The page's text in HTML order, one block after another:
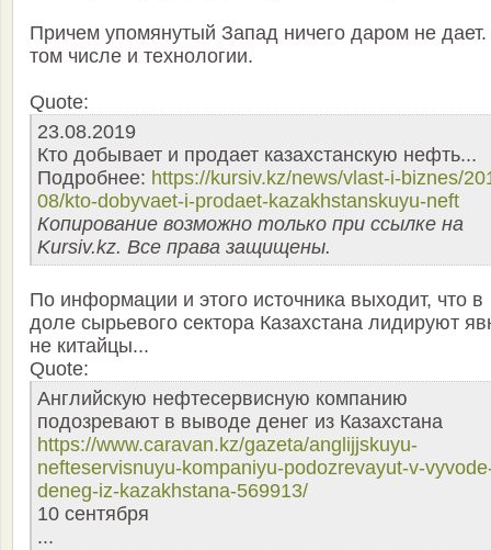
Причем упомянутый Запад ничего даром не
том числе и технологии.
Quote:
23.08.2019
Кто добывает и продает казахстанскую нефть...
Подробнее: https://kursiv.kz/news/vlast-i-biznes/
08/kto-dobyvaet-i-prodaet-kazakhstanskuyu-neft
Копирование возможно только при ссылке на
Kursiv.kz. Все права защищены.
По информации и этого источника выходит, что в
доле сырьевого сектора Казахстана лидируют
не китайцы...
Quote:
Английскую нефтесервисную компанию
подозревают в выводе денег из Казахстана
https://www.caravan.kz/gazeta/anglijjskuyu-
nefteservisnuyu-kompaniyu-podozrevayut-v-
deneg-iz-kazakhstana-569913/
10 сентября
...